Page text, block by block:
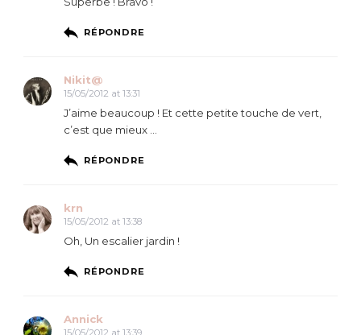
RÉPONDRE
Nikit@
15/05/2012 at 13:31
J’aime beaucoup ! Et cette petite touche de vert,
c’est que mieux …
RÉPONDRE
krn
15/05/2012 at 13:38
Oh, Un escalier jardin !
RÉPONDRE
Annick
15/05/2012 at 13:39